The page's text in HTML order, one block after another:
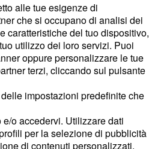
alle tue esigenze di
che si occupano di analisi dei
caratteristiche del tuo dispositivo,
utilizzo dei loro servizi. Puoi
oppure personalizzare le tue
terzi, cliccando sul pulsante
impostazioni predefinite che
o accedervi. Utilizzare dati
per la selezione di pubblicità
di contenuti personalizzati.